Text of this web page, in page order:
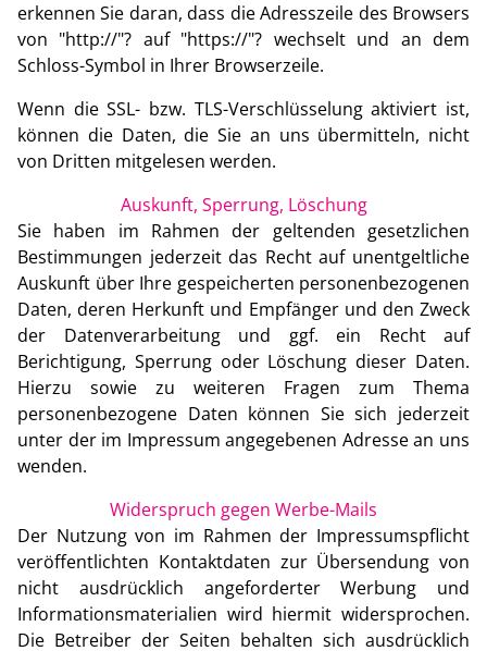
erkennen Sie daran, dass die Adresszeile des Browsers
von "http://"? auf "https://"? wechselt und an dem
Schloss-Symbol in Ihrer Browserzeile.
Wenn die SSL- bzw. TLS-Verschlüsselung aktiviert ist,
können die Daten, die Sie an uns übermitteln, nicht
von Dritten mitgelesen werden.
Auskunft, Sperrung, Löschung
Sie haben im Rahmen der geltenden gesetzlichen
Bestimmungen jederzeit das Recht auf unentgeltliche
Auskunft über Ihre gespeicherten personenbezogenen
Daten, deren Herkunft und Empfänger und den Zweck
der Datenverarbeitung und ggf. ein Recht auf
Berichtigung, Sperrung oder Löschung dieser Daten.
Hierzu sowie zu weiteren Fragen zum Thema
personenbezogene Daten können Sie sich jederzeit
unter der im Impressum angegebenen Adresse an uns
wenden.
Widerspruch gegen Werbe-Mails
Der Nutzung von im Rahmen der Impressumspflicht
veröffentlichten Kontaktdaten zur Übersendung von
nicht ausdrücklich angeforderter Werbung und
Informationsmaterialien wird hiermit widersprochen.
Die Betreiber der Seiten behalten sich ausdrücklich